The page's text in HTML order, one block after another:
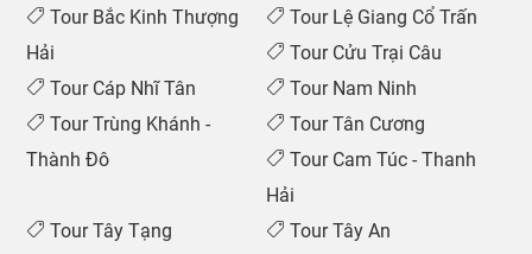
Tour Bắc Kinh Thượng
Hải
Tour Lệ Giang Cổ Trấn
Tour Cửu Trại Câu
Tour Cáp Nhĩ Tân
Tour Nam Ninh
Tour Trùng Khánh -
Thành Đô
Tour Tân Cương
Tour Cam Túc - Thanh
Hải
Tour Tây Tạng
Tour Tây An